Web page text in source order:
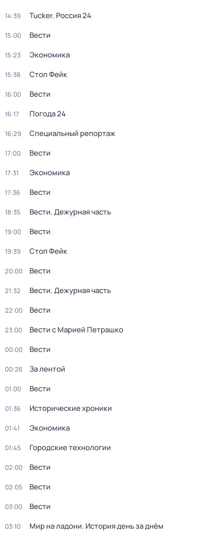
14:39 Tucker. Россия 24
15:00 Вести
15:23 Экономика
15:38 Стоп Фейк
16:00 Вести
16:17 Погода 24
16:29 Специальный репортаж
17:00 Вести
17:31 Экономика
17:36 Вести
18:35 Вести. Дежурная часть
19:00 Вести
19:39 Стоп Фейк
20:00 Вести
21:32 Вести. Дежурная часть
22:00 Вести
23:00 Вести с Марией Петрашко
00:00 Вести
00:26 За лентой
01:00 Вести
01:36 Исторические хроники
01:41 Экономика
01:45 Городские технологии
02:00 Вести
02:05 Вести
03:00 Вести
03:10 Мир на ладони. История день за днём